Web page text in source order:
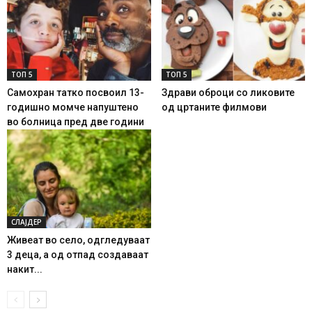
ТОП 5
Самохран татко посвоил 13-
годишно момче напуштено
во болница пред две години
ТОП 5
Здрави оброци со ликовите
од цртаните филмови
СЛАЈДЕР
Живеат во село, одгледуваат
3 деца, а од отпад создаваат
накит...